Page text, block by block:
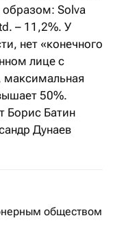
Solva
– 11,2%. У
нет «конечного
лице с
максимальная
50%.
Борис Батин
Дунаев
обществом